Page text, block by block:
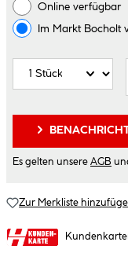
Online verfügbar
Im Markt Bocholt
Es gelten unsere AGB
Zur Merkliste